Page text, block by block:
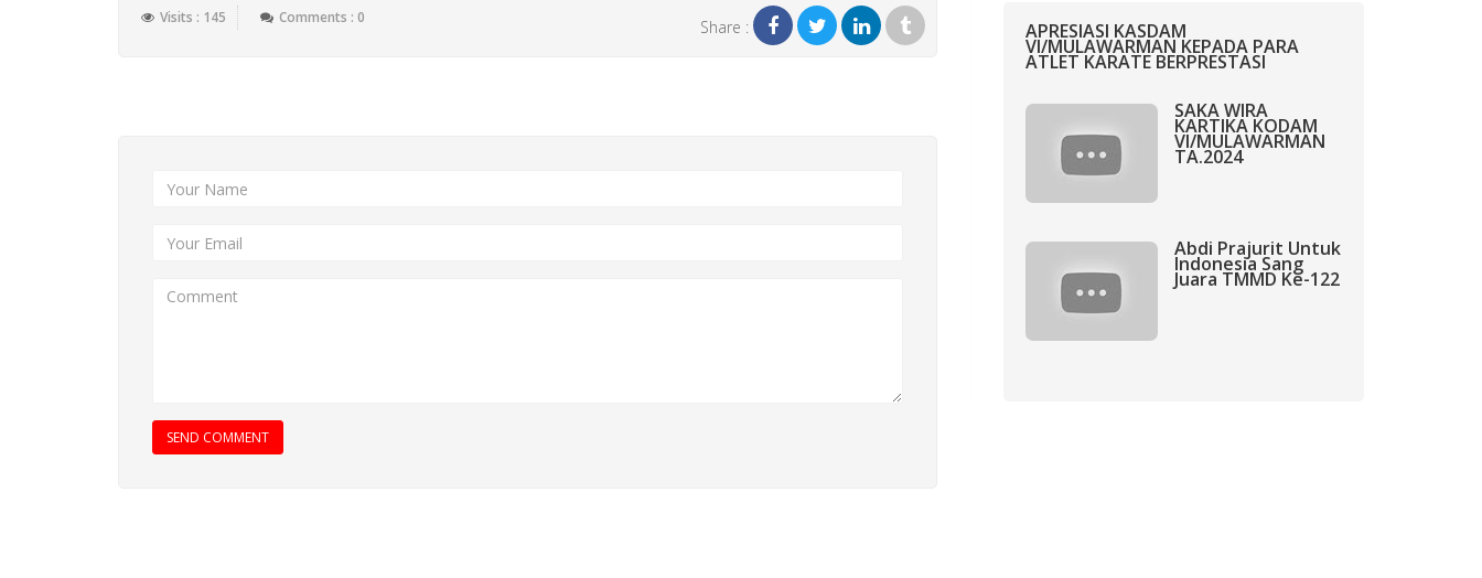
Visits : 145 Comments : 0 Share :
SEND COMMENT
APRESIASI KASDAM
VI/MULAWARMAN KEPADA PARA
ATLET KARATE BERPRESTASI
SAKA WIRA
KARTIKA KODAM
VI/MULAWARMAN
TA.2024
Abdi Prajurit Untuk
Indonesia Sang
Juara TMMD Ke-122